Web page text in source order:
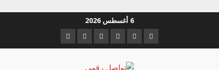
6 أغسطس 2026
Facebook
Twitter
Linkedin
VK
Youtube
Instagram